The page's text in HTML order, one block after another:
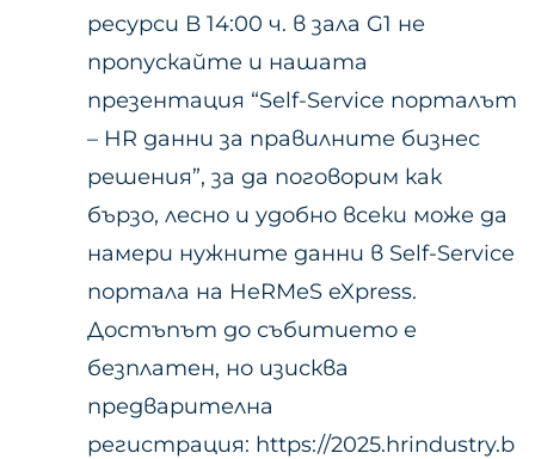
ресурси В 14:00 ч. в зала G1 не
пропускайте и нашата
презентация “Self-Service порталът
– HR данни за правилните бизнес
решения”, за да поговорим как
бързо, лесно и удобно всеки може да
намери нужните данни в Self-Service
портала на HeRMeS eXpress.
Достъпът до събитието е
безплатен, но изисква
предварителна
регистрация: https://2025.hrindustry.b